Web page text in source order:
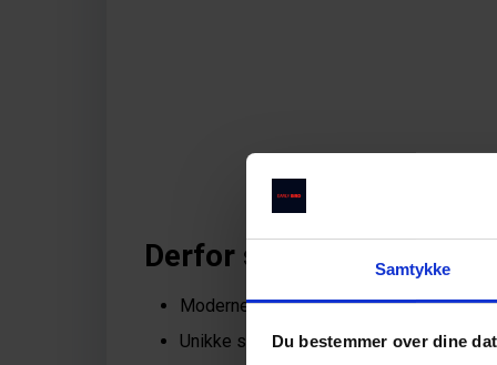
Samtykke
Du bestemmer over dine
Derfor skal du købe take
Moderne, japansk køkken med legende
Unikke smagsoplevelser - fokus er